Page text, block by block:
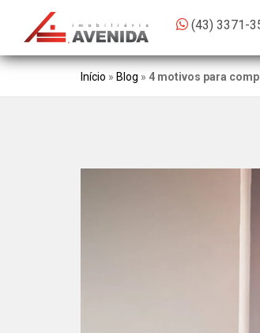
(43) 3371-
Início » Blog » 4 motivos para